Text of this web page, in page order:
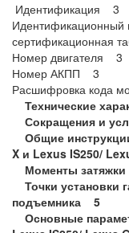
Идентификация 3
Идентификационный
сертификационная
Номер двигателя 3
Номер АКПП 3
Расшифровка кода
Технические
Сокращения и
Общие
X и Lexus IS250/
Моменты
Точки установки
подъемника 5
Основные